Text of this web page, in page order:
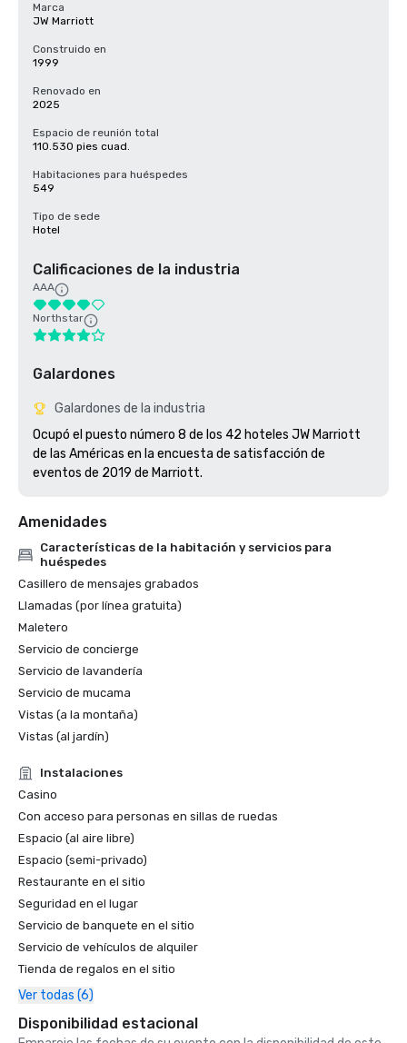
Marca
JW Marriott
Construido en
1999
Renovado en
2025
Espacio de reunión total
110.530 pies cuad.
Habitaciones para huéspedes
549
Tipo de sede
Hotel
Calificaciones de la industria
AAA
Northstar
Galardones
Galardones de la industria
Ocupó el puesto número 8 de los 42 hoteles JW Marriott
de las Américas en la encuesta de satisfacción de
Amenidades
Características de la habitación y servicios para
huéspedes
Casillero de mensajes grabados
Llamadas (por línea gratuita)
Maletero
Servicio de concierge
Servicio de lavandería
Servicio de mucama
Vistas (a la montaña)
Vistas (al jardín)
Instalaciones
Casino
Con acceso para personas en sillas de ruedas
Espacio (al aire libre)
Espacio (semi-privado)
Restaurante en el sitio
Seguridad en el lugar
Servicio de banquete en el sitio
Servicio de vehículos de alquiler
Tienda de regalos en el sitio
Ver todas (6)
Disponibilidad estacional